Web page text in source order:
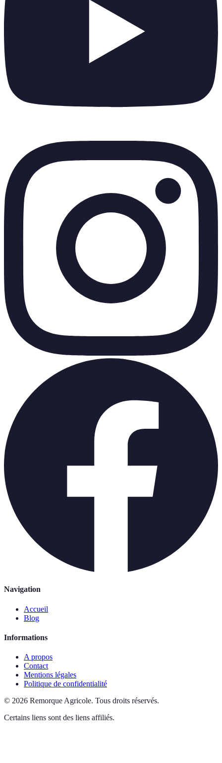
Navigation
Accueil
Blog
Informations
A propos
Contact
Mentions légales
Politique de confidentialité
© 2026 Remorque Agricole. Tous droits réservés.
Certains liens sont des liens affiliés.